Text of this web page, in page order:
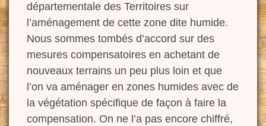
départementale des Territoires sur
l’aménagement de cette zone dite humide.
Nous sommes tombés d’accord sur des
mesures compensatoires en achetant de
nouveaux terrains un peu plus loin et que
l’on va aménager en zones humides avec de
la végétation spécifique de façon à faire la
compensation. On ne l’a pas encore chiffré,